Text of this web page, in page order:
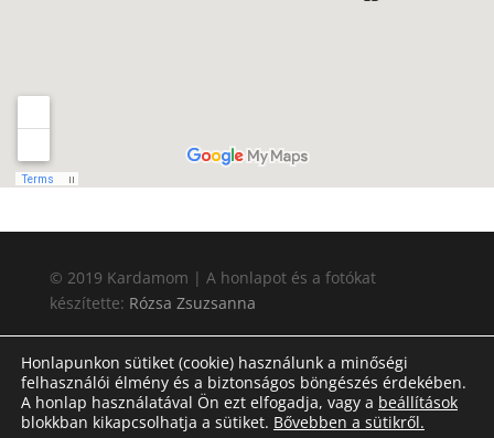
© 2019 Kardamom | A honlapot és a fotókat
készítette: Rózsa Zsuzsanna
Honlapunkon sütiket (cookie) használunk a minőségi
felhasználói élmény és a biztonságos böngészés érdekében.
A honlap használatával Ön ezt elfogadja, vagy a beállítások
blokkban kikapcsolhatja a sütiket. Bővebben a sütikről.